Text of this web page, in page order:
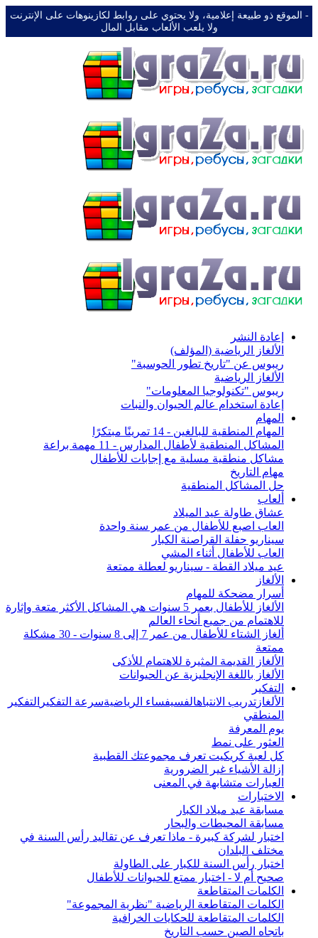
-️ الموقع ذو طبيعة إعلامية، ولا يحتوي على روابط لكازينوهات على الإنترنت
ولا يلعب الألعاب مقابل المال
إعادة النشر
الألغاز الرياضية (المؤلف)
ريبوس عن "تاريخ تطور الحوسبة"
الألغاز الرياضية
ريبوس "تكنولوجيا المعلومات"
إعادة استخدام عالم الحيوان والنبات
المهام
المهام المنطقية للبالغين - 14 تمرينًا مبتكرًا
المشاكل المنطقية لأطفال المدارس - 11 مهمة براعة
مشاكل منطقية مسلية مع إجابات للأطفال
مهام التاريخ
حل المشاكل المنطقية
ألعاب
عشاق طاولة عيد الميلاد
العاب اصبع للأطفال من عمر سنة واحدة
سيناريو حفلة القراصنة الكبار
العاب للأطفال أثناء المشي
عيد ميلاد القطة - سيناريو لعطلة ممتعة
الألغاز
أسرار مضحكة للمهام
الألغاز للأطفال بعمر 5 سنوات هي المشاكل الأكثر متعة وإثارة
للاهتمام من جميع أنحاء العالم
ألغاز الشتاء للأطفال من عمر 7 إلى 8 سنوات - 30 مشكلة
ممتعة
الألغاز القديمة المثيرة للاهتمام للأذكى
الألغاز باللغة الإنجليزية عن الحيوانات
التفكير
الألغاز تدريب الانتباهالفسيفساء الرياضيةسرعة التفكير التفكير
المنطقي
يوم المعرفة
العثور على نمط
كل لعبة كريكيت تعرف مجموعتك القطبية
إزالة الأشياء غير الضرورية
العبارات متشابهة في المعنى
الاختبارات
مسابقة عيد ميلاد الكبار
مسابقة المحيطات والبحار
اختبار لشركة كبيرة - ماذا تعرف عن تقاليد رأس السنة في
مختلف البلدان
اختبار رأس السنة للكبار على الطاولة
صحيح أم لا - اختبار ممتع للحيوانات للأطفال
الكلمات المتقاطعة
الكلمات المتقاطعة الرياضية "نظرية المجموعة"
الكلمات المتقاطعة للحكايات الخرافية
باتجاه الصين حسب التاريخ